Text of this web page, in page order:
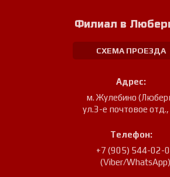
Филиал в
СХЕМА ПРОЕЗДА
Адрес:
м. Жулебино
ул.3-е почтовое
Телефон:
+7 (905) 544-02-
(Viber/WhatsApp)